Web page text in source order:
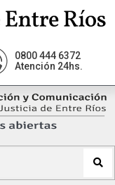
0800 444 6372
Atención 24hs.